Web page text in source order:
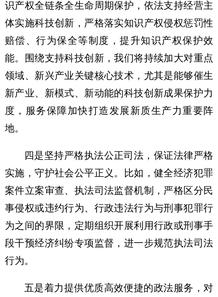
识产权全链条全生命周期保护，依法支持经营主
体实施科技创新，严格落实知识产权侵权惩罚性
赔偿、行为保全等制度，提升知识产权保护效
能。围绕支持科技创新，我们将持续加大对重点
领域、新兴产业关键核心技术，尤其是能够催生
新产业、新模式、新动能的科技创新成果保护力
度，服务保障加快打造发展新质生产力重要阵
地。
四是坚持严格执法公正司法，保证法律严格
实施，守护社会公平正义。比如，健全经济犯罪
案件立案审查、执法司法监督机制，严格区分民
事侵权或违约行为、行政违法行为与刑事犯罪行
为之间的界限，定期组织开展利用行政或刑事手
段干预经济纠纷专项监督，进一步规范执法司法
行为。
五是着力提供优质高效便捷的政法服务，对